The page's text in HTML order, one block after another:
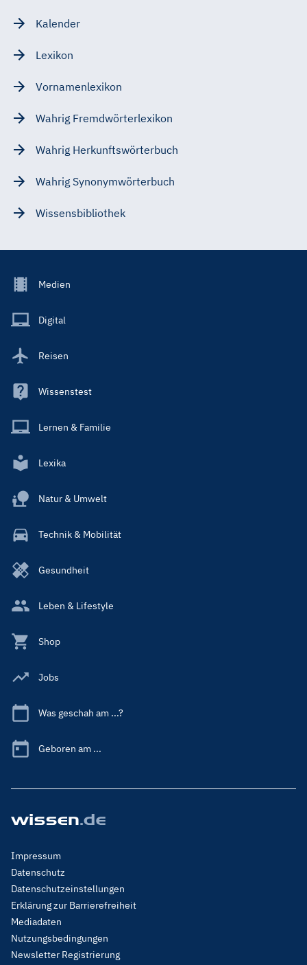
Kalender
Lexikon
Vornamenlexikon
Wahrig Fremdwörterlexikon
Wahrig Herkunftswörterbuch
Wahrig Synonymwörterbuch
Wissensbibliothek
Footer
Main
Medien
Digital
Reisen
Wissenstest
Lernen & Familie
Lexika
Natur & Umwelt
Technik & Mobilität
Gesundheit
Leben & Lifestyle
Shop
Jobs
Was geschah am ...?
Geboren am ...
Footer
Menu
Legal
Impressum
Datenschutz
Datenschutzeinstellungen
Erklärung zur Barrierefreiheit
Mediadaten
Nutzungsbedingungen
Newsletter Registrierung